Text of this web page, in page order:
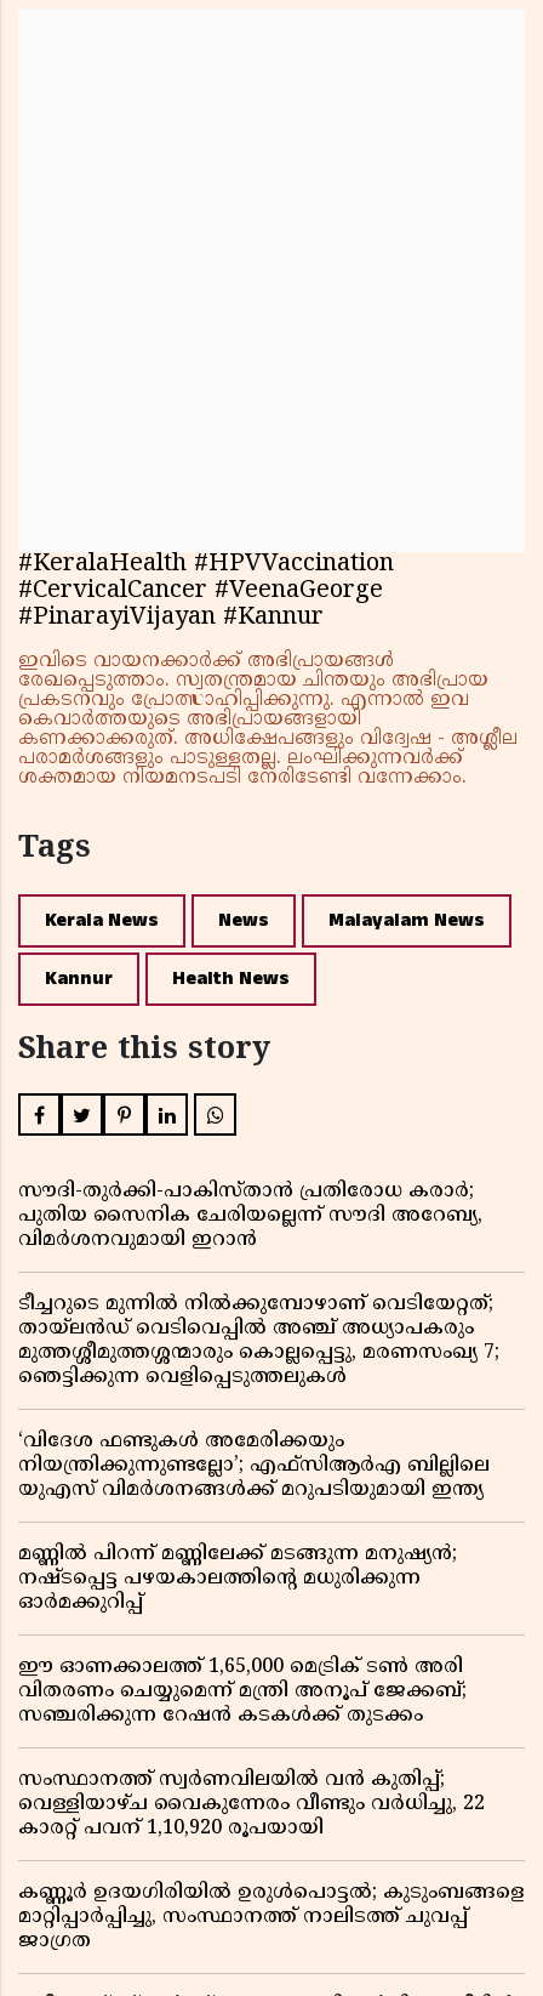
#KeralaHealth #HPVVaccination
#CervicalCancer #VeenaGeorge
#PinarayiVijayan #Kannur
ഇവിടെ വായനക്കാർക്ക് അഭിപ്രായങ്ങൾ
രേഖപ്പെടുത്താം. സ്വതന്ത്രമായ ചിന്തയും അഭിപ്രായ
പ്രകടനവും പ്രോത്സാഹിപ്പിക്കുന്നു. എന്നാൽ ഇവ
കെവാർത്തയുടെ അഭിപ്രായങ്ങളായി
കണക്കാക്കരുത്. അധിക്ഷേപങ്ങളും വിദ്വേഷ - അശ്ലീല
പരാമർശങ്ങളും പാടുള്ളതല്ല. ലംഘിക്കുന്നവർക്ക്
ശക്തമായ നിയമനടപടി നേരിടേണ്ടി വന്നേക്കാം.
Tags
Kerala News News Malayalam News
Kannur Health News
Share this story
സൗദി-തുർക്കി-പാകിസ്താൻ പ്രതിരോധ കരാർ;
പുതിയ സൈനിക ചേരിയല്ലെന്ന് സൗദി അറേബ്യ,
വിമർശനവുമായി ഇറാൻ
ടീച്ചറുടെ മുന്നിൽ നിൽക്കുമ്പോഴാണ് വെടിയേറ്റത്;
തായ്‌ലൻഡ് വെടിവെപ്പിൽ അഞ്ച് അധ്യാപകരും
മുത്തശ്ശീമുത്തശ്ശന്മാരും കൊല്ലപ്പെട്ടു, മരണസംഖ്യ 7;
ഞെട്ടിക്കുന്ന വെളിപ്പെടുത്തലുകൾ
‘വിദേശ ഫണ്ടുകൾ അമേരിക്കയും
നിയന്ത്രിക്കുന്നുണ്ടല്ലോ’; എഫ്സിആർഎ ബില്ലിലെ
യുഎസ് വിമർശനങ്ങൾക്ക് മറുപടിയുമായി ഇന്ത്യ
മണ്ണിൽ പിറന്ന് മണ്ണിലേക്ക് മടങ്ങുന്ന മനുഷ്യൻ;
നഷ്ടപ്പെട്ട പഴയകാലത്തിൻ്റെ മധുരിക്കുന്ന
ഓർമക്കുറിപ്പ്
ഈ ഓണക്കാലത്ത് 1,65,000 മെട്രിക് ടൺ അരി
വിതരണം ചെയ്യുമെന്ന് മന്ത്രി അനൂപ് ജേക്കബ്;
സഞ്ചരിക്കുന്ന റേഷൻ കടകൾക്ക് തുടക്കം
സംസ്ഥാനത്ത് സ്വർണവിലയിൽ വൻ കുതിപ്പ്;
വെള്ളിയാഴ്ച വൈകുന്നേരം വീണ്ടും വർധിച്ചു, 22
കാരറ്റ് പവന് 1,10,920 രൂപയായി
കണ്ണൂർ ഉദയഗിരിയിൽ ഉരുൾപൊട്ടൽ; കുടുംബങ്ങളെ
മാറ്റിപ്പാർപ്പിച്ചു, സംസ്ഥാനത്ത് നാലിടത്ത് ചുവപ്പ്
ജാഗ്രത